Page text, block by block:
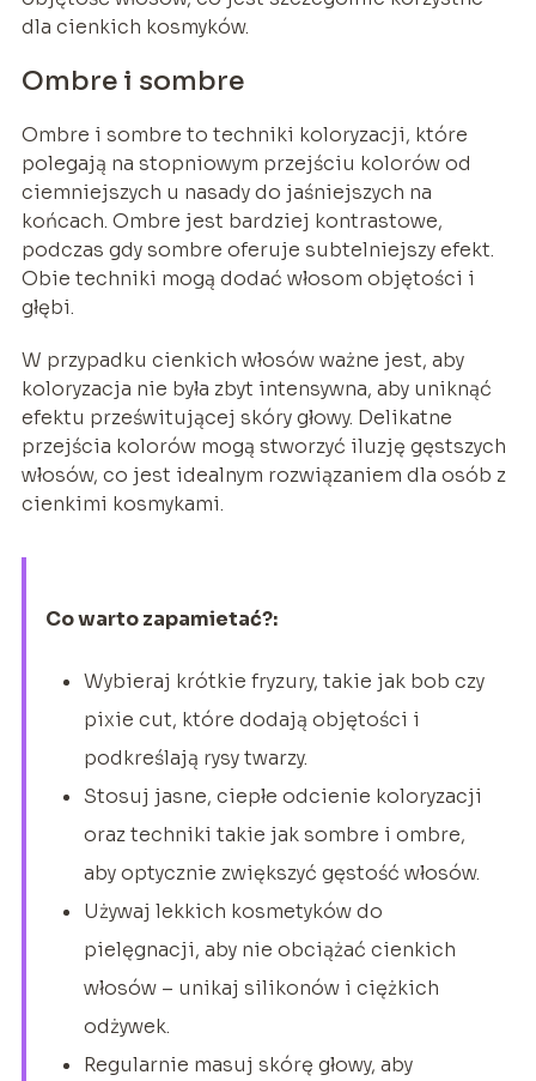
dla cienkich kosmyków.
Ombre i sombre
Ombre i sombre to techniki koloryzacji, które
polegają na stopniowym przejściu kolorów od
ciemniejszych u nasady do jaśniejszych na
końcach. Ombre jest bardziej kontrastowe,
podczas gdy sombre oferuje subtelniejszy efekt.
Obie techniki mogą dodać włosom objętości i
głębi.
W przypadku cienkich włosów ważne jest, aby
koloryzacja nie była zbyt intensywna, aby uniknąć
efektu prześwitującej skóry głowy. Delikatne
przejścia kolorów mogą stworzyć iluzję gęstszych
włosów, co jest idealnym rozwiązaniem dla osób z
cienkimi kosmykami.
Co warto zapamietać?:
Wybieraj krótkie fryzury, takie jak bob czy
pixie cut, które dodają objętości i
podkreślają rysy twarzy.
Stosuj jasne, ciepłe odcienie koloryzacji
oraz techniki takie jak sombre i ombre,
aby optycznie zwiększyć gęstość włosów.
Używaj lekkich kosmetyków do
pielęgnacji, aby nie obciążać cienkich
włosów – unikaj silikonów i ciężkich
odżywek.
Regularnie masuj skórę głowy, aby